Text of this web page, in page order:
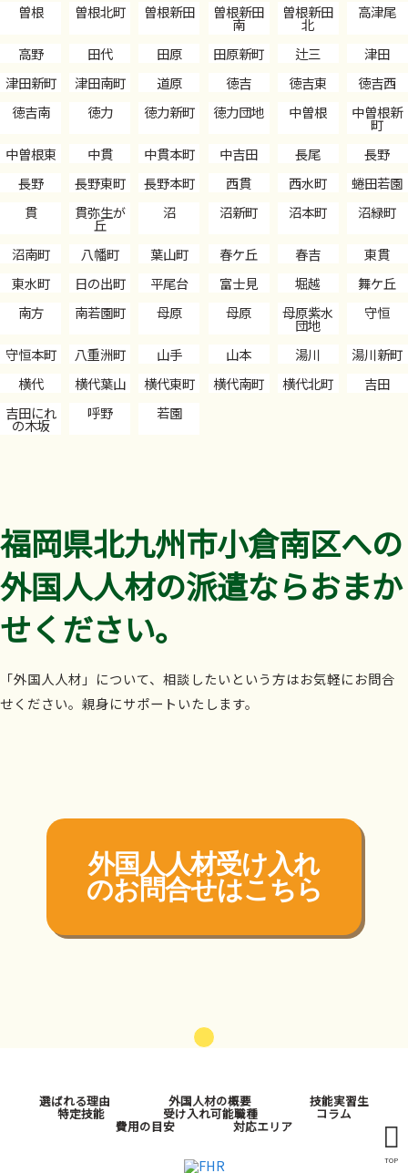
曽根
曽根北町 曽根新田 曽根新田
南
曽根新田
北
高津尾
高野 田代 田原 田原新町 辻三
津田
津田新町
津田南町 道原 徳吉 徳吉東
徳吉西
徳吉南
徳力 徳力新町 徳力団地 中曽根 中曽根新
町
中曽根東
中貫 中貫本町 中吉田 長尾
長野
長野
長野東町 長野本町 西貫 西水町
蜷田若園
貫
貫弥生が
丘
沼 沼新町 沼本町 沼緑町
沼南町 八幡町 葉山町 春ケ丘 春吉
東貫
東水町
日の出町 平尾台 富士見 堀越
舞ケ丘
南方
南若園町 母原 母原 母原紫水
団地
守恒
守恒本町 八重洲町 山手 山本 湯川
湯川新町
横代
横代葉山 横代東町 横代南町 横代北町
吉田
吉田にれ
の木坂
呼野 若園
福岡県北九州市小倉南区への
外国人人材の派遣ならおまか
せください。
「外国人人材」について、相談したいという方はお気軽にお問合
せください。親身にサポートいたします。
外国人人材受け入れ
のお問合せはこちら
TOP
選ばれる理由 外国人材の概要 技能実習生
特定技能 受け入れ可能職種 コラム
費用の目安 対応エリア